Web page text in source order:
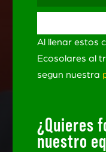
Al llenar estos
Ecosolares al
segun nuestra
¿Quieres
nuestro